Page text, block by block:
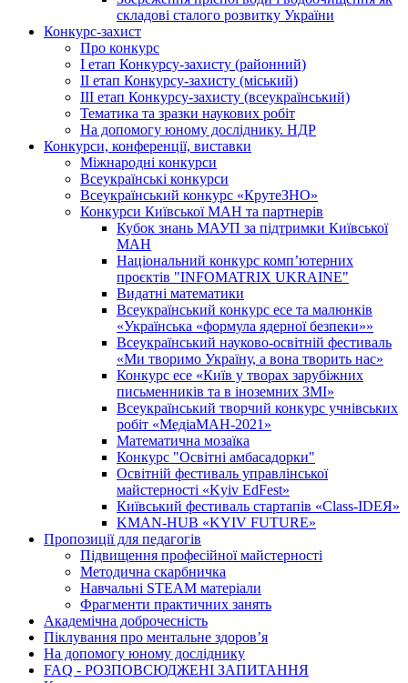
складові сталого розвитку України
Конкурс-захист
Про конкурс
І етап Конкурсу-захисту (районний)
ІІ етап Конкурсу-захисту (міський)
ІІІ етап Конкурсу-захисту (всеукраїнський)
Тематика та зразки наукових робіт
На допомогу юному досліднику. НДР
Конкурси, конференції, виставки
Міжнародні конкурси
Всеукраїнські конкурси
Всеукраїнський конкурс «КрутеЗНО»
Конкурси Київської МАН та партнерів
Кубок знань МАУП за підтримки Київської
МАН
Національний конкурс комп’ютерних
проєктів "INFOMATRIX UKRAINE"
Видатні математики
Всеукраїнський конкурс есе та малюнків
«Українська «формула ядерної безпеки»»
Всеукраїнський науково-освітній фестиваль
«Ми творимо Україну, а вона творить нас»
Конкурс есе «Київ у творах зарубіжних
письменників та в іноземних ЗМІ»
Всеукраїнський творчий конкурс учнівських
робіт «МедіаМАН-2021»
Математична мозаїка
Конкурс "Освітні амбасадорки"
Освітній фестиваль управлінської
майстерності «Kyiv EdFest»
Київський фестиваль стартапів «Class-IDEЯ»
KMAN-HUB «KYIV FUTURE»
Пропозиції для педагогів
Підвищення професійної майстерності
Методична скарбничка
Навчальні STEAM матеріали
Фрагменти практичних занять
Академічна доброчесність
Піклування про ментальне здоровʼя
На допомогу юному досліднику
FAQ - РОЗПОВСЮДЖЕНІ ЗАПИТАННЯ